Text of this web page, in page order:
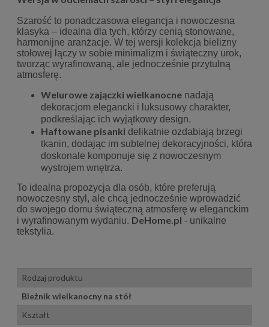
Szarość to ponadczasowa elegancja i nowoczesna
klasyka – idealna dla tych, którzy cenią stonowane,
harmonijne aranżacje. W tej wersji kolekcja bielizny
stołowej łączy w sobie minimalizm i świąteczny urok,
tworząc wyrafinowaną, ale jednocześnie przytulną
atmosferę.
Welurowe zajączki wielkanocne nadają
dekoracjom elegancki i luksusowy charakter,
podkreślając ich wyjątkowy design.
Haftowane pisanki delikatnie ozdabiają brzegi
tkanin, dodając im subtelnej dekoracyjności, która
doskonale komponuje się z nowoczesnym
wystrojem wnętrza.
To idealna propozycja dla osób, które preferują
nowoczesny styl, ale chcą jednocześnie wprowadzić
do swojego domu świąteczną atmosferę w eleganckim
i wyrafinowanym wydaniu. DeHome.pl - unikalne
tekstylia.
Rodzaj produktu
Bieżnik wielkanocny na stół
Kształt